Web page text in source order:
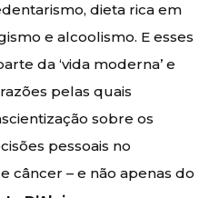
dieta rica em
e alcoolismo. E esses
da ‘vida moderna’ e
pelas quais
sobre os
pessoais no
câncer – e não apenas do